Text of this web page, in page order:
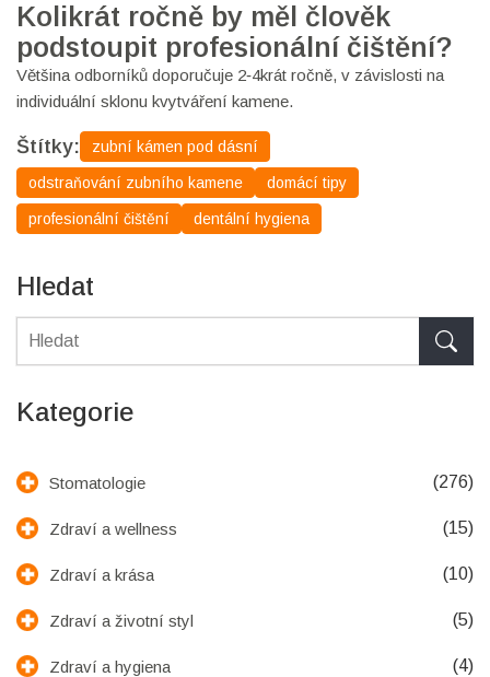
Kolikrát ročně by měl člověk
podstoupit profesionální čištění?
Většina odborníků doporučuje 2‑4krát ročně, v závislosti na
individuální sklonu kvytváření kamene.
Štítky: zubní kámen pod dásní
odstraňování zubního kamene domácí tipy
profesionální čištění dentální hygiena
Hledat
Kategorie
Stomatologie (276)
Zdraví a wellness (15)
Zdraví a krása (10)
Zdraví a životní styl (5)
Zdraví a hygiena (4)